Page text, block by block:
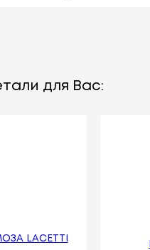
для Вас:
LACETTI